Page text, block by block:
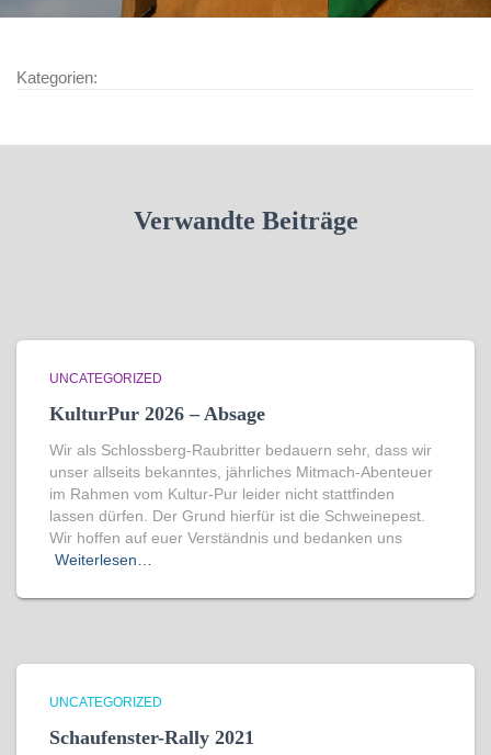
T
Kategorien:
Verwandte Beiträge
UNCATEGORIZED
KulturPur 2026 – Absage
Wir als Schlossberg-Raubritter bedauern sehr, dass wir
unser allseits bekanntes, jährliches Mitmach-Abenteuer
im Rahmen vom Kultur-Pur leider nicht stattfinden
lassen dürfen. Der Grund hierfür ist die Schweinepest.
Wir hoffen auf euer Verständnis und bedanken uns
Weiterlesen…
UNCATEGORIZED
Schaufenster-Rally 2021